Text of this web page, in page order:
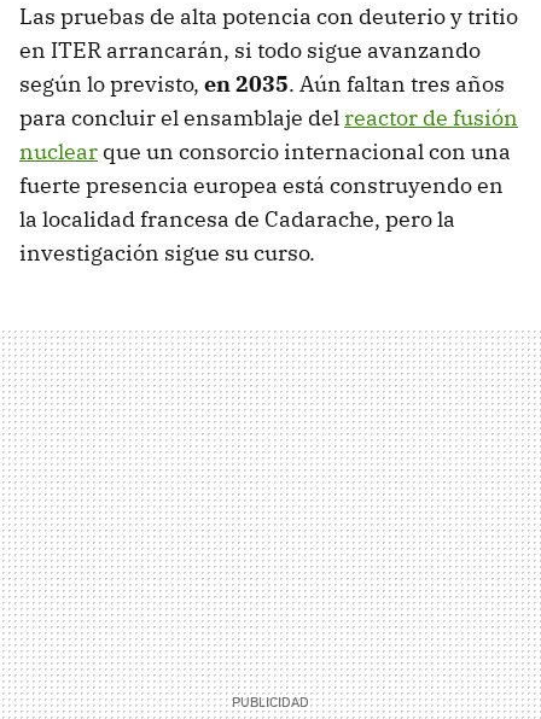
Las pruebas de alta potencia con deuterio y tritio
en ITER arrancarán, si todo sigue avanzando
según lo previsto, en 2035. Aún faltan tres años
para concluir el ensamblaje delreactor de fusión
nuclear que un consorcio internacional con una
fuerte presencia europea está construyendo en
la localidad francesa de Cadarache, pero la
investigación sigue su curso.